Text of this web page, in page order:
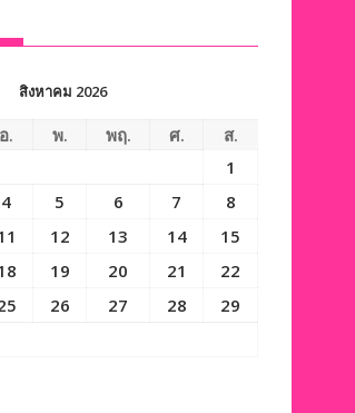
สิงหาคม 2026
อ. พ. พฤ. ศ.
ส.
1
4 5 6 7
8
12 13 14
15
19 20 21
22
26 27 28
29